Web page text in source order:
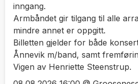
inngang.
Armbåndet gir tilgang til alle
mindre annet er oppgitt.
Billetten gjelder for både
Ånnevik m/band, samt
Vigen av Henriette Steenstrup.